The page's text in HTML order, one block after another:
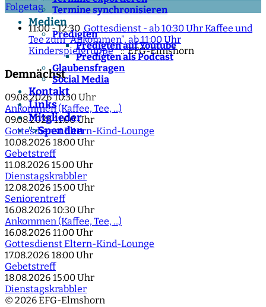
Termine synchronisieren
Medien
Predigten
Predigten auf Youtube
Predigten als Podcast
Glaubensfragen
Social Media
Kontakt
Links
Mitglieder
">Spenden
Folgetag
11:00 - 12:30Gottesdienst - ab 10:30 Uhr Kaffee und
Tee zum “Ankommen”, ab 11:00 Uhr
Kinderspielgruppe :: EFG-Elmshorn
Demnächst
09.08.2026 10:30 Uhr
Ankommen (Kaffee, Tee, ...)
09.08.2026 11:00 Uhr
Gottesdienst Eltern-Kind-Lounge
10.08.2026 18:00 Uhr
Gebetstreff
11.08.2026 15:00 Uhr
Dienstagskrabbler
12.08.2026 15:00 Uhr
Seniorentreff
16.08.2026 10:30 Uhr
Ankommen (Kaffee, Tee, ...)
16.08.2026 11:00 Uhr
Gottesdienst Eltern-Kind-Lounge
17.08.2026 18:00 Uhr
Gebetstreff
18.08.2026 15:00 Uhr
Dienstagskrabbler
© 2026 EFG-Elmshorn